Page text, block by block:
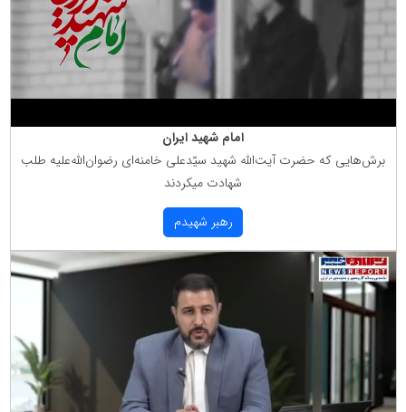
امام شهید ایران
برش‌هایی كه حضرت آیت‌الله شهید سیّدعلی خامنه‌ای رضوان‌الله‌علیه طلب
شهادت میكردند
رهبر شهیدم